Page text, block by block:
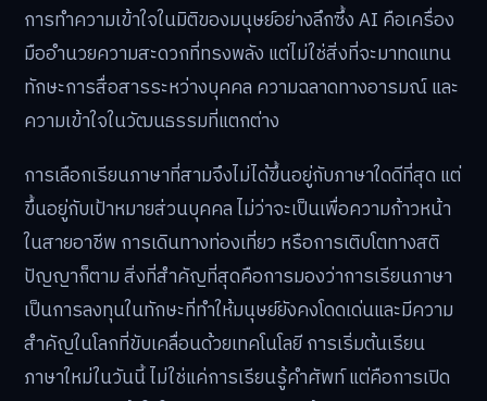
การทำความเข้าใจในมิติของมนุษย์อย่างลึกซึ้ง AI คือเครื่อง
มืออำนวยความสะดวกที่ทรงพลัง แต่ไม่ใช่สิ่งที่จะมาทดแทน
ทักษะการสื่อสารระหว่างบุคคล ความฉลาดทางอารมณ์ และ
ความเข้าใจในวัฒนธรรมที่แตกต่าง
การเลือกเรียนภาษาที่สามจึงไม่ได้ขึ้นอยู่กับภาษาใดดีที่สุด แต่
ขึ้นอยู่กับเป้าหมายส่วนบุคคล ไม่ว่าจะเป็นเพื่อความก้าวหน้า
ในสายอาชีพ การเดินทางท่องเที่ยว หรือการเติบโตทางสติ
ปัญญาก็ตาม สิ่งที่สำคัญที่สุดคือการมองว่าการเรียนภาษา
เป็นการลงทุนในทักษะที่ทำให้มนุษย์ยังคงโดดเด่นและมีความ
สำคัญในโลกที่ขับเคลื่อนด้วยเทคโนโลยี การเริ่มต้นเรียน
ภาษาใหม่ในวันนี้ ไม่ใช่แค่การเรียนรู้คำศัพท์ แต่คือการเปิด